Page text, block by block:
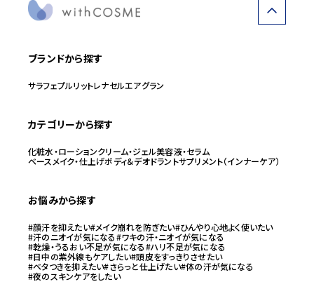
ブランドから探す
サラフェプルリットレナセルエアグラン
カテゴリーから探す
化粧水・ローションクリーム・ジェル美容液・セラム
ベースメイク・仕上げボディ＆デオドラントサプリメント（インナーケア）
お悩みから探す
#顔汗を抑えたい#メイク崩れを防ぎたい#ひんやり心地よく使いたい
#汗のニオイが気になる#ワキの汗・ニオイが気になる
#乾燥・うるおい不足が気になる#ハリ不足が気になる
#日中の紫外線もケアしたい#頭皮をすっきりさせたい
#ベタつきを抑えたい#さらっと仕上げたい#体の汗が気になる
#夜のスキンケアをしたい